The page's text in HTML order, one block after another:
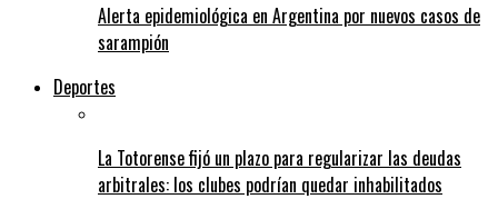
Alerta epidemiológica en Argentina por nuevos casos de
sarampión
Deportes
La Totorense fijó un plazo para regularizar las deudas
arbitrales: los clubes podrían quedar inhabilitados